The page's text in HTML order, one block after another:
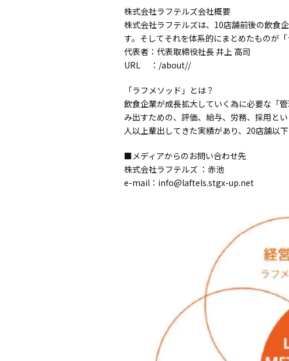
株式会社ラフテルズ会社概要
株式会社ラフテルズは、10店舗前後の飲食
す。そしてそれを体系的にまとめたものが
代表者：代表取締役社長 井上 高司
URL ： /about//
「ラフメソッド」とは？
飲食企業が成長拡大していく為に必要な「
み出すための、評価、給与、労務、採用と
人以上輩出してきた実績があり、20店舗以
■メディアからのお問い合わせ先
株式会社ラフテルズ ：赤池
e-mail：info@laftels.stgx-up.net